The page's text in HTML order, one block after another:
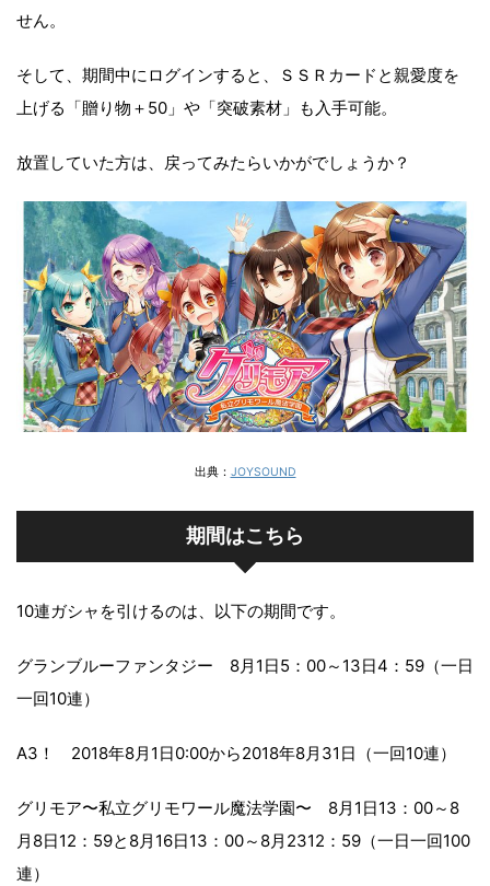
せん。
そして、期間中にログインすると、ＳＳＲカードと親愛度を
上げる「贈り物＋50」や「突破素材」も入手可能。
放置していた方は、戻ってみたらいかがでしょうか？
出典： JOYSOUND
期間はこちら
10連ガシャを引けるのは、以下の期間です。
グランブルーファンタジー 8月1日5：00～13日4：59（一日
一回10連）
A3！ 2018年8月1日0:00から2018年8月31日（一回10連）
グリモア〜私立グリモワール魔法学園〜 8月1日13：00～8
月8日12：59と8月16日13：00～8月2312：59（一日一回100
連）